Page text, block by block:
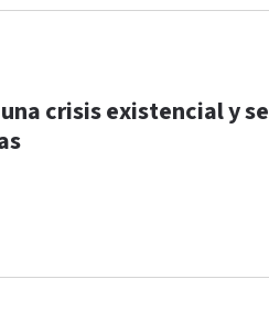
crisis existencial y se